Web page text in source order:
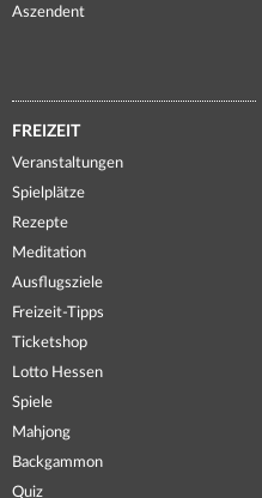
Aszendent
FREIZEIT
Veranstaltungen
Spielplätze
Rezepte
Meditation
Ausflugsziele
Freizeit-Tipps
Ticketshop
Lotto Hessen
Spiele
Mahjong
Backgammon
Quiz